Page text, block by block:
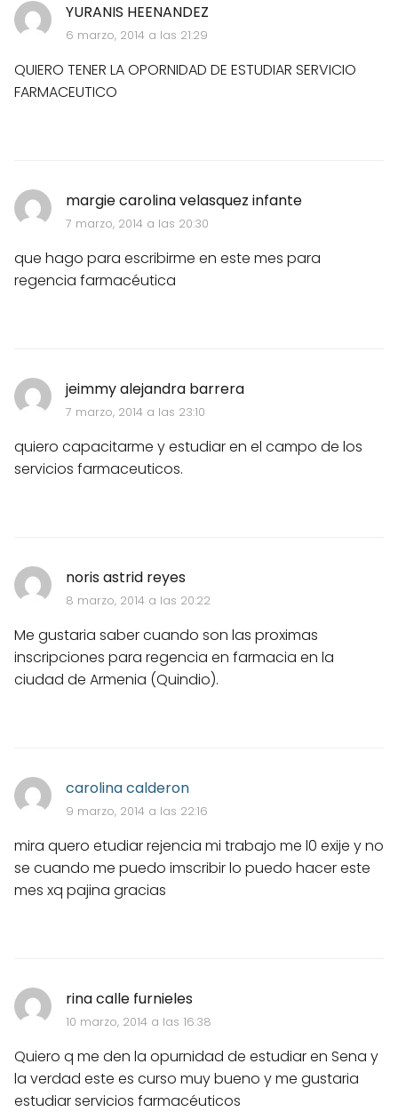
YURANIS HEENANDEZ
6 marzo, 2014 a las 21:29
QUIERO TENER LA OPORNIDAD DE ESTUDIAR SERVICIO
FARMACEUTICO
margie carolina velasquez infante
7 marzo, 2014 a las 20:30
que hago para escribirme en este mes para
regencia farmacéutica
jeimmy alejandra barrera
7 marzo, 2014 a las 23:10
quiero capacitarme y estudiar en el campo de los
servicios farmaceuticos.
noris astrid reyes
8 marzo, 2014 a las 20:22
Me gustaria saber cuando son las proximas
inscripciones para regencia en farmacia en la
ciudad de Armenia (Quindio).
carolina calderon
9 marzo, 2014 a las 22:16
mira quero etudiar rejencia mi trabajo me l0 exije y no
se cuando me puedo imscribir lo puedo hacer este
mes xq pajina gracias
rina calle furnieles
10 marzo, 2014 a las 16:38
Quiero q me den la opurnidad de estudiar en Sena y
la verdad este es curso muy bueno y me gustaria
estudiar servicios farmacéuticos